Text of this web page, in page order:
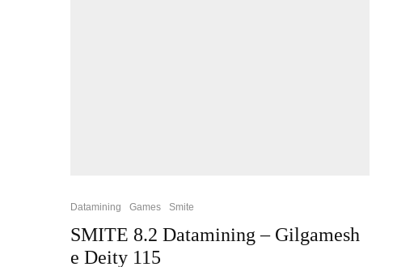
Datamining Games Smite
SMITE 8.2 Datamining – Gilgamesh
e Deity 115